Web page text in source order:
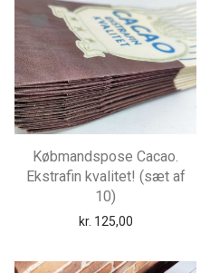
Købmandspose Cacao.
Ekstrafin kvalitet! (sæt af
10)
kr. 125,00